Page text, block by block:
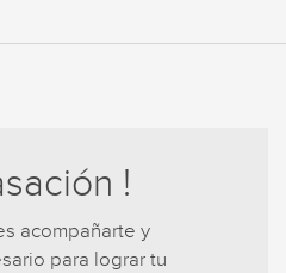
!
acompañarte y
para lograr tu